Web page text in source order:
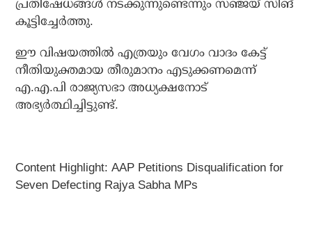
പ്രതിഷേധങ്ങള്‍ നടക്കുന്നുണ്ടെന്നും സഞ്ജയ് സിങ്
കൂട്ടിച്ചേര്‍ത്തു.
ഈ വിഷയത്തില്‍ എത്രയും വേഗം വാദം കേട്ട്
നീതിയുക്തമായ തീരുമാനം എടുക്കണമെന്ന്
എ.എ.പി രാജ്യസഭാ അധ്യക്ഷനോട്
അഭ്യര്‍ത്ഥിച്ചിട്ടുണ്ട്.
Content Highlight: AAP Petitions Disqualification for
Seven Defecting Rajya Sabha MPs